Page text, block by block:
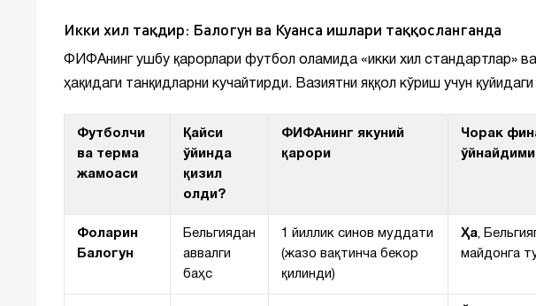
Икки хил тақдир: Балогун ва Куанса ишлари таққосланганда
ФИФАнинг ушбу қарорлари футбол оламида «икки хил стандартлар»
ҳақидаги танқидларни кучайтирди. Вазиятни яққол кўриш учун
Футболчи
ва терма
жамоаси
Қайси
ўйинда
қизил
олди?
ФИФАнинг якуний
қарори
Чорак
Фоларин
Балогун
Бельгиядан
аввалги
баҳс
1 йиллик синов муддати
(жазо вақтинча бекор
қилинди)
Ҳа ,
майдонга